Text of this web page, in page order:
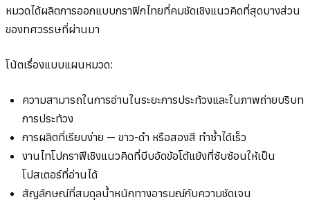
หมวดได้ผลิตการออกแบบกราฟิกไทยที่คมชัดเชิงแนวคิดที่สุดบางส่วน
ของทศวรรษที่ผ่านมา
โน้ตเรื่องแบบแผนหมวด:
ความสามารถในการอ่านในระยะการประท้วงและในภาพถ่ายบริบท
การประท้วง
การผลิตที่เรียบง่าย — ขาว-ดำ หรือสองสี ทำซ้ำได้เร็ว
งานไทโปกราฟีเชิงแนวคิดที่บีบอัดข้อโต้แย้งที่ซับซ้อนให้เป็น
โปสเตอร์ที่อ่านได้
สัญลักษณ์ที่สมดุลน้ำหนักทางอารมณ์กับความชัดเจน